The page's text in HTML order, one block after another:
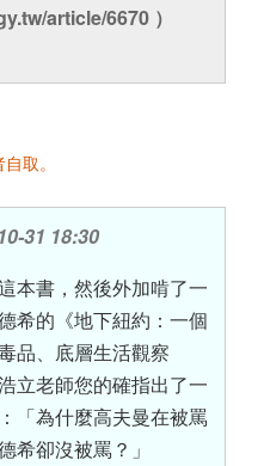
article/6670 ）
取。
31 18:30
本書，然後外加啃了一
希的《地下紐約：一個
品、底層生活觀察
立老師您的確指出了一
「為什麼高夫曼在被罵
希卻沒被罵？」